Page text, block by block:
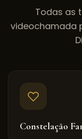
Todas as
videochamada
Constelação